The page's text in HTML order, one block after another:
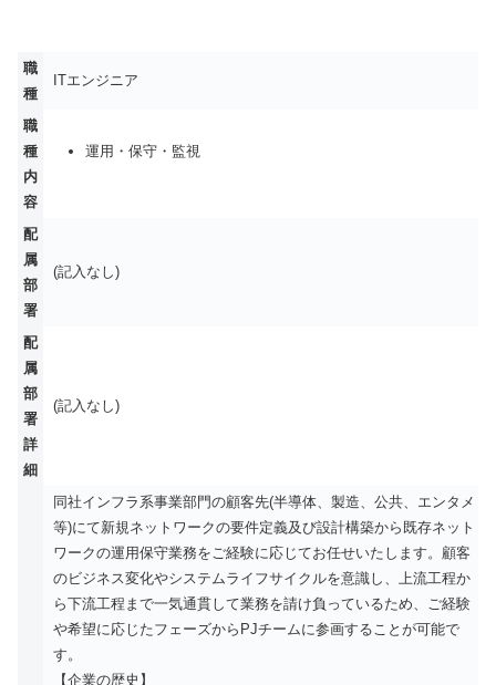
職
種
ITエンジニア
職
種
内
容
運用・保守・監視
配
属
部
署
(記入なし)
配
属
部
署
詳
細
(記入なし)
同社インフラ系事業部門の顧客先(半導体、製造、公共、エンタメ
等)にて新規ネットワークの要件定義及び設計構築から既存ネット
ワークの運用保守業務をご経験に応じてお任せいたします。顧客
のビジネス変化やシステムライフサイクルを意識し、上流工程か
ら下流工程まで一気通貫して業務を請け負っているため、ご経験
や希望に応じたフェーズからPJチームに参画することが可能で
す。
【企業の歴史】